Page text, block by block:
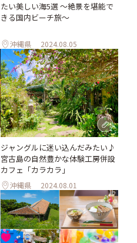
たい美しい海5選 〜絶景を堪能で
きる国内ビーチ旅～
沖縄県 2024.08.05
ジャングルに迷い込んだみたい♪
宮古島の自然豊かな体験工房併設
カフェ「カラカラ」
沖縄県 2024.08.01